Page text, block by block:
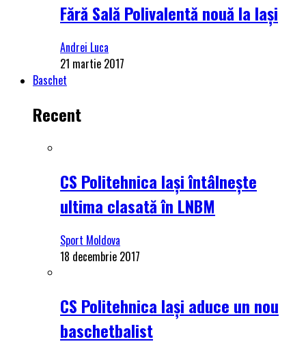
Fără Sală Polivalentă nouă la Iași
Andrei Luca
21 martie 2017
Baschet
Recent
CS Politehnica Iași întâlnește
ultima clasată în LNBM
Sport Moldova
18 decembrie 2017
CS Politehnica Iași aduce un nou
baschetbalist